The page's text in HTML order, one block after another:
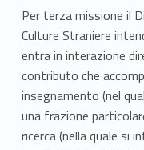
C
o
s
’
Per terza missione il
Culture Straniere
entra in interazione
contributo che
insegnamento (nel
una frazione
ricerca (nella quale si